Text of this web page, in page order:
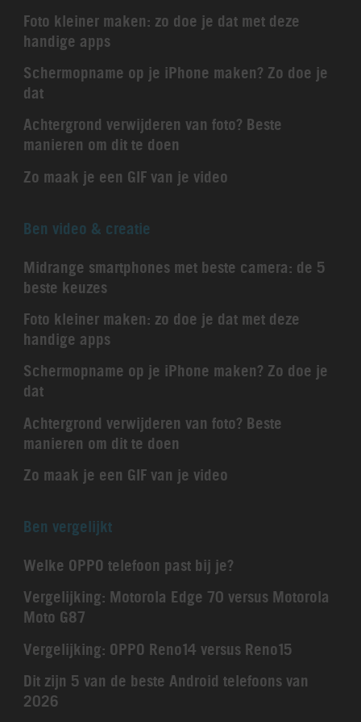
Foto kleiner maken: zo doe je dat met deze
handige apps
Schermopname op je iPhone maken? Zo doe je
dat
Achtergrond verwijderen van foto? Beste
manieren om dit te doen
Zo maak je een GIF van je video
Ben video & creatie
Midrange smartphones met beste camera: de 5
beste keuzes
Foto kleiner maken: zo doe je dat met deze
handige apps
Schermopname op je iPhone maken? Zo doe je
dat
Achtergrond verwijderen van foto? Beste
manieren om dit te doen
Zo maak je een GIF van je video
Ben vergelijkt
Welke OPPO telefoon past bij je?
Vergelijking: Motorola Edge 70 versus Motorola
Moto G87
Vergelijking: OPPO Reno14 versus Reno15
Dit zijn 5 van de beste Android telefoons van
2026